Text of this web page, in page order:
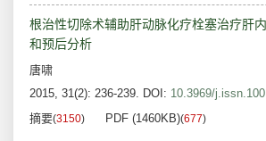
根治性切除术辅助肝动脉化疗栓塞治疗肝
和预后分析
唐啸
2015, 31(2): 236-239. DOI: 10.3969/
摘要(3150) PDF (1460KB)(677)